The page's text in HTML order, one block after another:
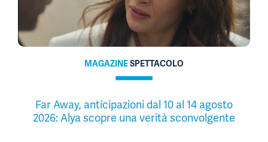
MAGAZINESPETTACOLO
Far Away, anticipazioni dal 10 al 14 agosto
2026: Alya scopre una verità sconvolgente